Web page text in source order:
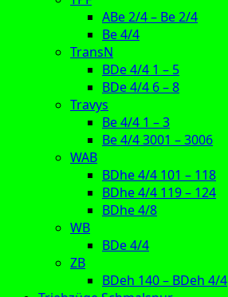
ABe 2/4 – Be 2/4
Be 4/4
TransN
BDe 4/4 1 – 5
BDe 4/4 6 – 8
Travys
Be 4/4 1 – 3
Be 4/4 3001 – 3006
WAB
BDhe 4/4 101 – 118
BDhe 4/4 119 – 124
BDhe 4/8
WB
BDe 4/4
ZB
BDeh 140 – BDeh 4/4